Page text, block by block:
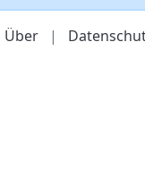
Über |